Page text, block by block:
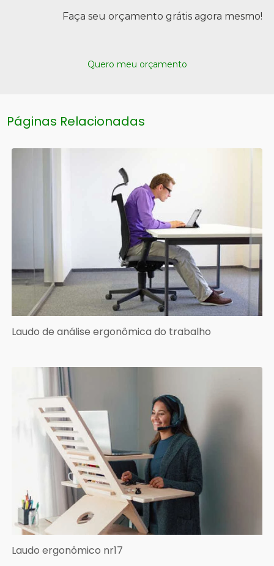
Faça seu orçamento grátis agora mesmo!
Quero meu orçamento
Páginas Relacionadas
Laudo de análise ergonômica do trabalho
Laudo ergonômico nr17